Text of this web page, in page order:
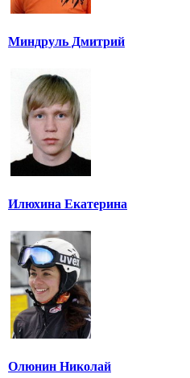
Миндруль Дмитрий
Илюхина Екатерина
Олюнин Николай